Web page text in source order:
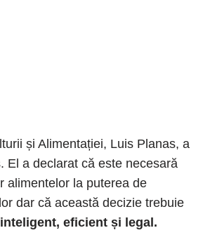
și Alimentației, Luis Planas, a
El a declarat că este necesară
alimentelor la puterea de
dar că această decizie trebuie
eficient și legal.